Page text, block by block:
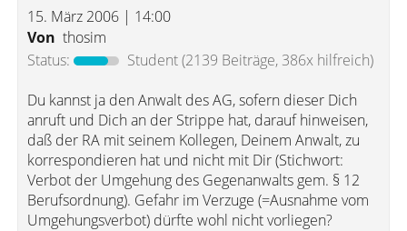
15. März 2006 | 14:00
Von thosim
Status:
Student(2139 Beiträge, 386x hilfreich)
Du kannst ja den Anwalt des AG, sofern dieser Dich
anruft und Dich an der Strippe hat, darauf hinweisen,
daß der RA mit seinem Kollegen, Deinem Anwalt, zu
korrespondieren hat und nicht mit Dir (Stichwort:
Verbot der Umgehung des Gegenanwalts gem. § 12
Berufsordnung). Gefahr im Verzuge (=Ausnahme vom
Umgehungsverbot) dürfte wohl nicht vorliegen?